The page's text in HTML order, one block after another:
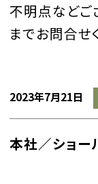
不明点などご
までお問合せ
2023年7月21日
本社／ショー